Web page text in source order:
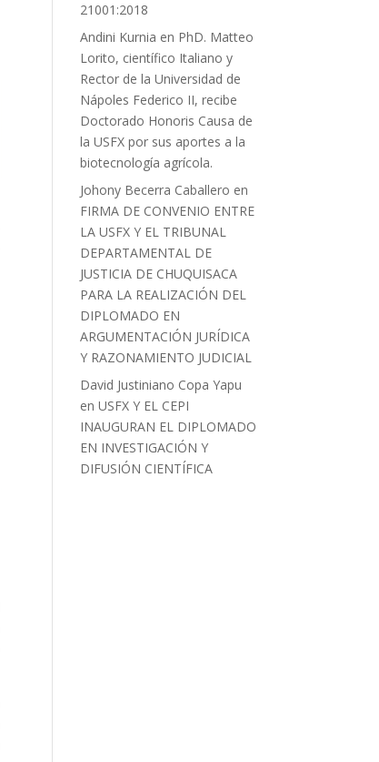
21001:2018
Andini Kurnia en PhD. Matteo
Lorito, científico Italiano y
Rector de la Universidad de
Nápoles Federico II, recibe
Doctorado Honoris Causa de
la USFX por sus aportes a la
biotecnología agrícola.
Johony Becerra Caballero en
FIRMA DE CONVENIO ENTRE
LA USFX Y EL TRIBUNAL
DEPARTAMENTAL DE
JUSTICIA DE CHUQUISACA
PARA LA REALIZACIÓN DEL
DIPLOMADO EN
ARGUMENTACIÓN JURÍDICA
Y RAZONAMIENTO JUDICIAL
David Justiniano Copa Yapu
enUSFX Y EL CEPI
INAUGURAN EL DIPLOMADO
EN INVESTIGACIÓN Y
DIFUSIÓN CIENTÍFICA